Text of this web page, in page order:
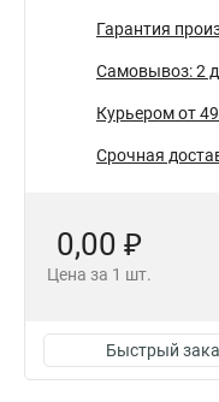
Гарантия
Самовывоз: 2
Курьером от
Срочная
0,00 ₽
Цена за 1 шт.
Быстрый